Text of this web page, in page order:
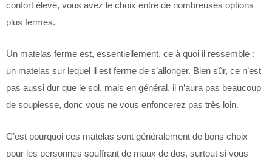
confort élevé, vous avez le choix entre de nombreuses options
plus fermes.
Un matelas ferme est, essentiellement, ce à quoi il ressemble :
un matelas sur lequel il est ferme de s’allonger. Bien sûr, ce n’est
pas aussi dur que le sol, mais en général, il n’aura pas beaucoup
de souplesse, donc vous ne vous enfoncerez pas très loin.
C’est pourquoi ces matelas sont généralement de bons choix
pour les personnes souffrant de maux de dos, surtout si vous